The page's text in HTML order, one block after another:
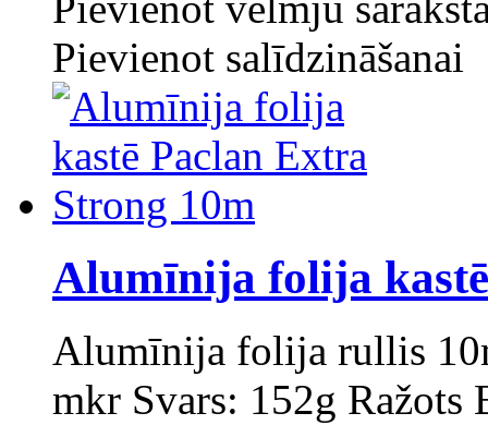
Pievienot salīdzināšanai
Alumīnija folija
Alumīnija folija rullis
mkr Svars: 152g Ražots